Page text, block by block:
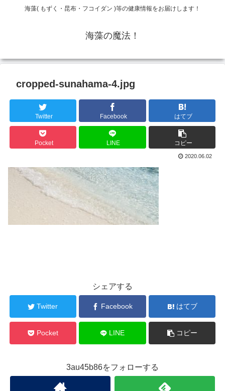
海藻( もずく・昆布・フコイダン )等の健康情報をお届けします！
海藻の魔法！
cropped-sunahama-4.jpg
Twitter Facebook はてブ
Pocket LINE コピー
2020.06.02
シェアする
Twitter Facebook はてブ
Pocket LINE コピー
3au45b86をフォローする